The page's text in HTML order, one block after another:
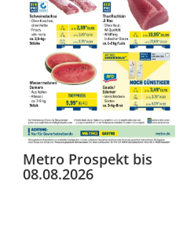
Metro Prospekt bis
08.08.2026